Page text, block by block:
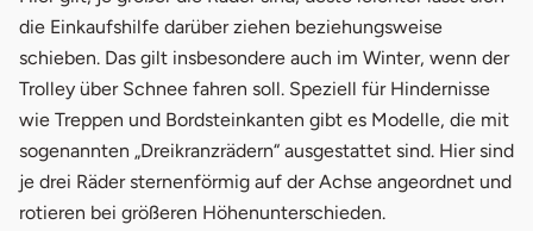
die Einkaufshilfe darüber ziehen beziehungsweise
schieben. Das gilt insbesondere auch im Winter, wenn der
Trolley über Schnee fahren soll. Speziell für Hindernisse
wie Treppen und Bordsteinkanten gibt es Modelle, die mit
sogenannten „Dreikranzrädern“ ausgestattet sind. Hier sind
je drei Räder sternenförmig auf der Achse angeordnet und
rotieren bei größeren Höhenunterschieden.